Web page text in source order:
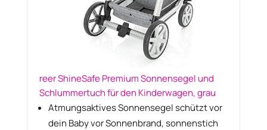
reer ShineSafe Premium Sonnensegel und
Schlummertuch für den Kinderwagen, grau
Atmungsaktives Sonnensegel schützt vor
dein Baby vor Sonnenbrand, sonnenstich